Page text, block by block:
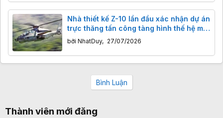
Nhà thiết kế Z-10 lần đầu xác nhận dự án
trực thăng tấn công tàng hình thế hệ mới
của Trung Quốc
bởi NhatDuy, 27/07/2026
Bình Luận
Thành viên mới đăng